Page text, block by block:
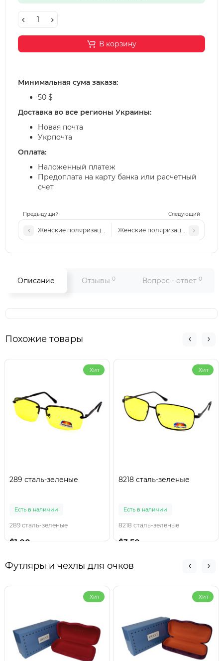
Предыдущий Следующий
Женские поляризационные солнцезащитные очки Р6909
Женские поляризационные
В корзину
Минимальная сума заказа:
50 $
Доставка во все регионы Украины:
Новая почта
Укрпочта
Оплата:
Наложенный платеж
Предоплата на карту банка или расчетный
счет
Описание Отзывы 0 Вопрос - ответ 0
Похожие товары
Хит
289 сталь-зеленые
Есть в наличии
289 сталь-зеленые
$1.00
Хит
8218 сталь-зеленые
Есть в наличии
8218 сталь-зеленые
$3.50
Футляры и чехлы для очков
Хит Хит